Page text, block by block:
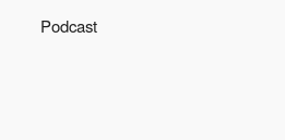
Podcast